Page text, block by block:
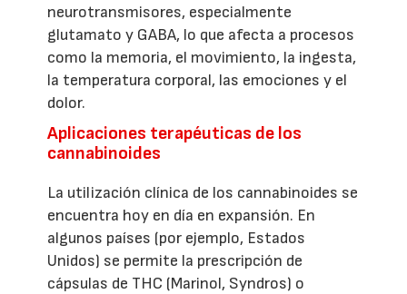
neurotransmisores, especialmente
glutamato y GABA, lo que afecta a procesos
como la memoria, el movimiento, la ingesta,
la temperatura corporal, las emociones y el
dolor.
Aplicaciones terapéuticas de los
cannabinoides
La utilización clínica de los cannabinoides se
encuentra hoy en día en expansión. En
algunos países (por ejemplo, Estados
Unidos) se permite la prescripción de
cápsulas de THC (Marinol, Syndros) o